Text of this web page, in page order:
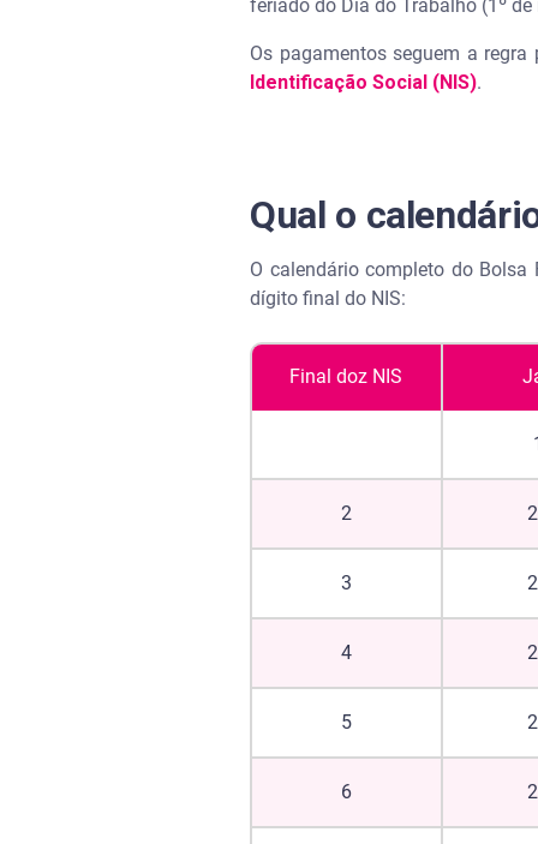
Pode renovar o passaporte
feriado do Dia do Trabalho (1º de
Os pagamentos seguem a
Identificação Social (NIS).
Qual o
O calendário completo do
dígito final do NIS:
Final doz NIS
2
3
4
5
6